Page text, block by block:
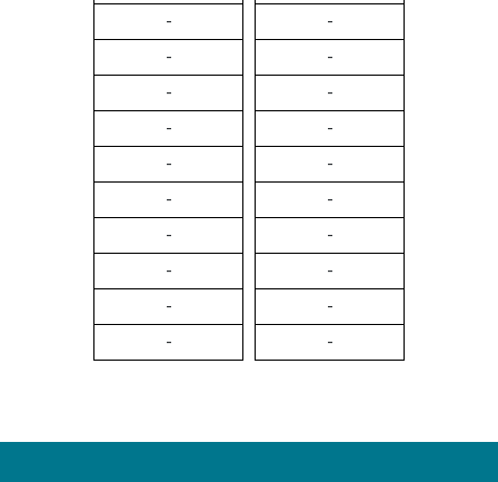
-
-
-
-
-
-
-
-
-
-
-
-
-
-
-
-
-
-
-
-